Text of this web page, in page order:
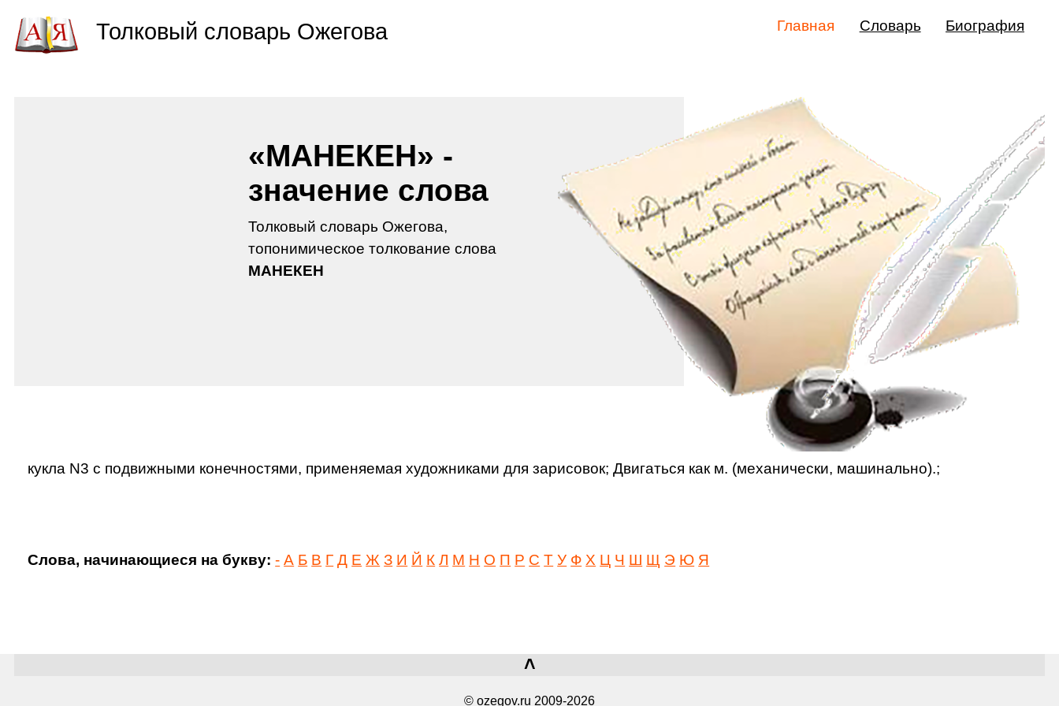
«МАНЕКЕН» -
значение слова
Толковый словарь Ожегова,
топонимическое толкование слова
МАНЕКЕН
кукла N3 с подвижными конечностями, применяемая художниками для зарисовок; Двигаться как м. (механически, машинально).;
Слова, начинающиеся на букву: - А Б В Г Д Е Ж З И Й К Л М Н О П Р С Т У Ф Х Ц Ч Ш Щ Э Ю Я
˄
© ozegov.ru 2009-2026
Толковый словарь Ожегова Главная Словарь Биография